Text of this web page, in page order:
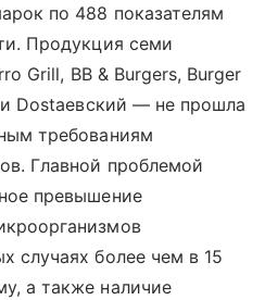
по 488 показателям
Продукция семи
Grill, BB & Burgers, Burger
Dostaевский — не прошла
требованиям
Главной проблемой
превышение
случаях более чем в 15
а также наличие